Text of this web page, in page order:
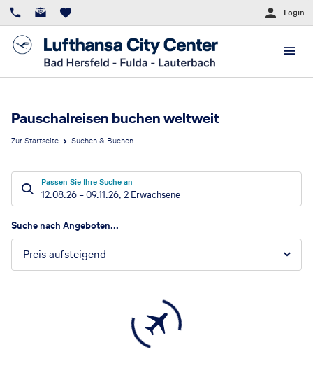
Login
Pauschalreisen buchen weltweit
Zur Startseite Suchen & Buchen
Passen Sie Ihre Suche an
12.08.26 –09.11.26, 2 Erwachsene
Suche nach Angeboten...
Preis aufsteigend